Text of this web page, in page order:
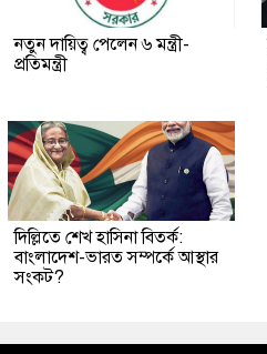
নতুন দায়িত্ব পেলেন ৬ মন্ত্রী-
প্রতিমন্ত্রী
দিল্লিতে শেখ হাসিনা বিতর্ক:
বাংলাদেশ-ভারত সম্পর্কে আস্থার
সংকট?